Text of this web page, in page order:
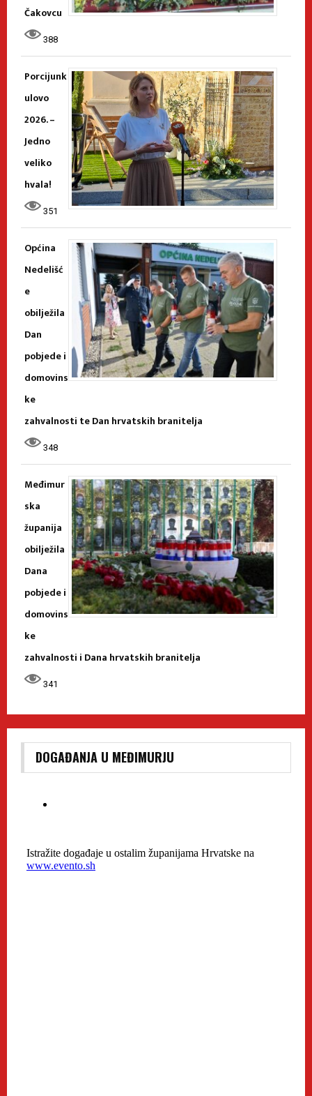
Čakovcu
388
Porcijunk
ulovo
2026. –
Jedno
veliko
hvala!
351
Općina
Nedelišć
e
obilježila
Dan
pobjede i
domovins
ke
zahvalnosti te Dan hrvatskih branitelja
348
Međimur
ska
županija
obilježila
Dana
pobjede i
domovins
ke
zahvalnosti i Dana hrvatskih branitelja
341
DOGAĐANJA U MEĐIMURJU